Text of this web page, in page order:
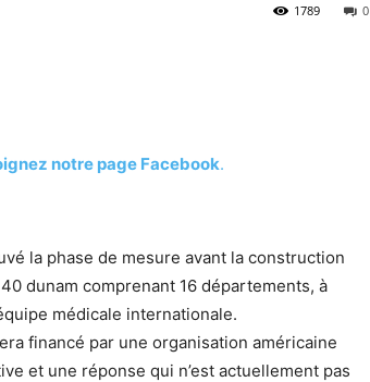
0
1789
notre page Facebook.
la phase de mesure avant la construction
dunam comprenant 16 départements, à
médicale internationale.
financé par une organisation américaine
et une réponse qui n’est actuellement pas